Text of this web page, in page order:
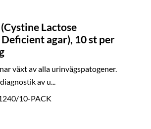
Lactose
agar), 10 st per
växt av alla urinvägspatogener.
av u...
10-PACK